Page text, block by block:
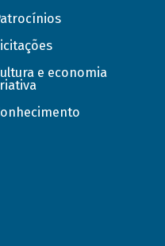
e economia